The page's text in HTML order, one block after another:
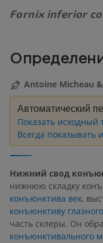
Fornix inferior
Antoine Micheau
Автоматический
Показать исходный
Всегда показывать
Нижний свод
нижнюю складку
конъюнктива век,
конъюнктиву
часть склеры. Он
конъюнктивального